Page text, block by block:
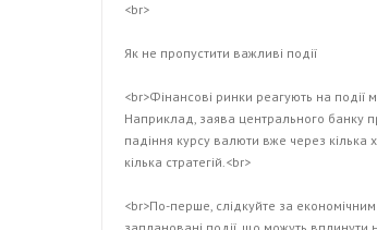
<br>
Як не пропустити важливі події
<br>Фінансові ринки реагують на
Наприклад, заява центрального банку
падіння курсу валюти вже через кілька
кілька стратегій.<br>
<br>По-перше, слідкуйте за